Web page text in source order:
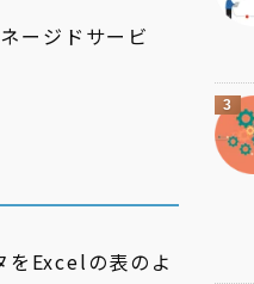
ージドサービ
をExcelの表のよ
3